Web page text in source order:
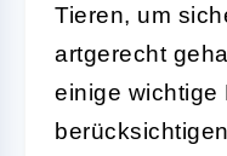
Tieren, um
artgerecht
einige wichtige